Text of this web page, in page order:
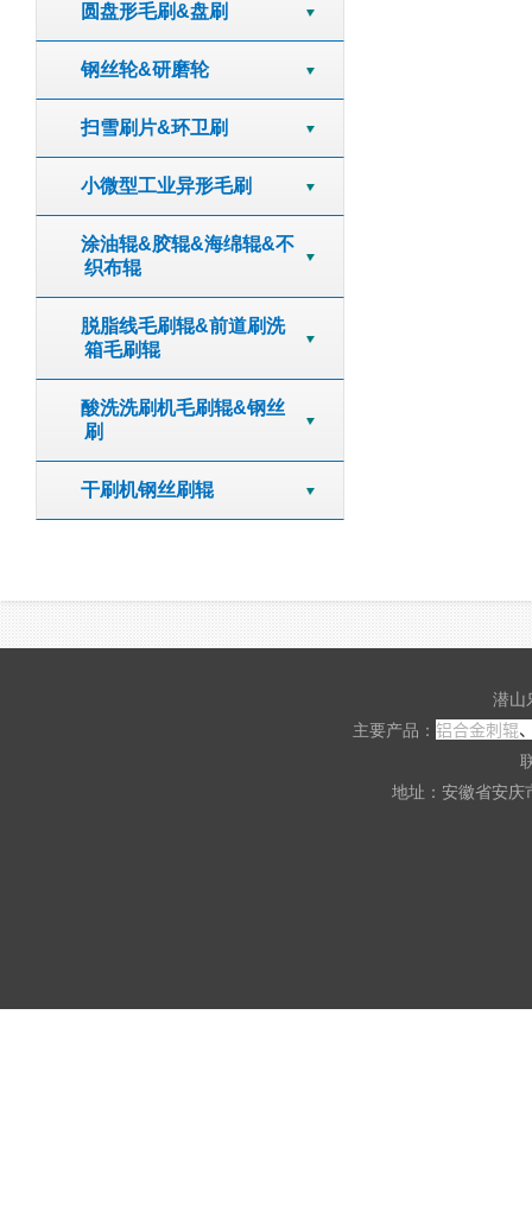
圆盘形毛刷&盘刷
钢丝轮&研磨轮
扫雪刷片&环卫刷
小微型工业异形毛刷
涂油辊&胶辊&海绵辊&不
织布辊
脱脂线毛刷辊&前道刷洗
箱毛刷辊
酸洗洗刷机毛刷辊&钢丝
刷
干刷机钢丝刷辊
潜
主要产品： 铝合金刺辊
地址：安徽省安